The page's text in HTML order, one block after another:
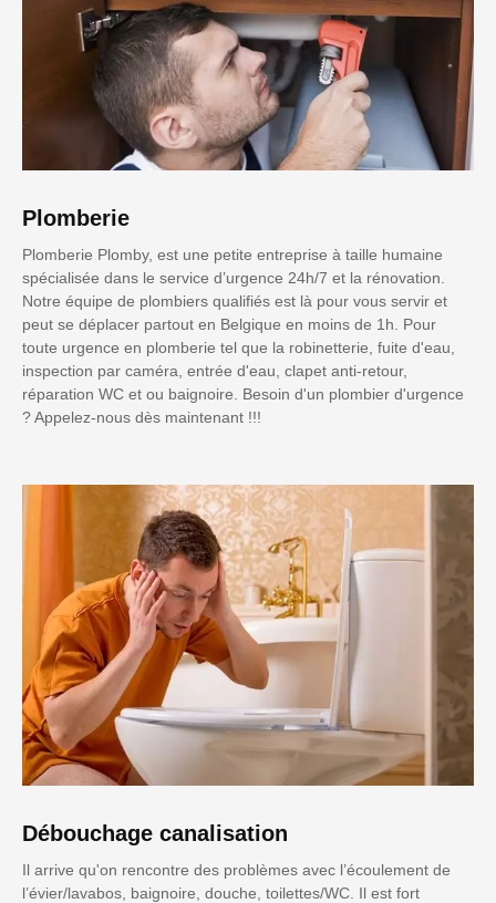
Plomberie
Plomberie Plomby, est une petite entreprise à taille humaine
spécialisée dans le service d’urgence 24h/7 et la rénovation.
Notre équipe de plombiers qualifiés est là pour vous servir et
peut se déplacer partout en Belgique en moins de 1h. Pour
toute urgence en plomberie tel que la robinetterie, fuite d'eau,
inspection par caméra, entrée d'eau, clapet anti-retour,
réparation WC et ou baignoire. Besoin d'un plombier d'urgence
? Appelez-nous dès maintenant !!!
Débouchage canalisation
Il arrive qu'on rencontre des problèmes avec l’écoulement de
l’évier/lavabos, baignoire, douche, toilettes/WC. Il est fort